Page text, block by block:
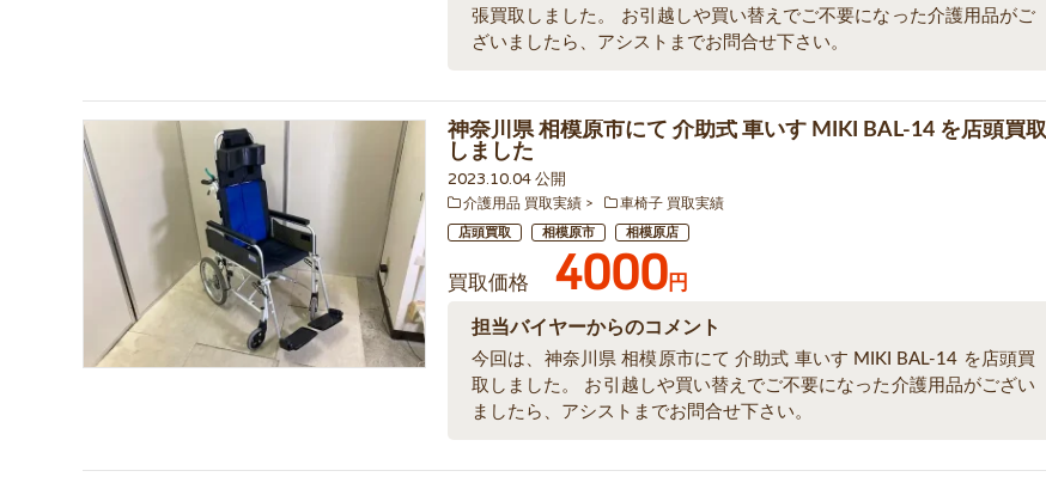
張買取しました。 お引越しや買い替えでご不要になった介護用品がご
ざいましたら、アシストまでお問合せ下さい。
神奈川県 相模原市にて 介助式 車いす MIKI BAL-14 を店頭買取
しました
2023.10.04 公開
介護用品 買取実績 車椅子 買取実績
店頭買取 相模原市 相模原店
買取価格 4000円
担当バイヤーからのコメント
今回は、神奈川県 相模原市にて 介助式 車いす MIKI BAL-14 を店頭買
取しました。 お引越しや買い替えでご不要になった介護用品がござい
ましたら、アシストまでお問合せ下さい。